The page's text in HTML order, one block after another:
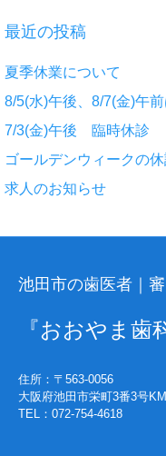
最近の投稿
夏季休業について
8/5(水)午後、8/7(金)午
7/3(金)午後 臨時休診
ゴールデンウィークの休
求人のお知らせ
池田市の歯医者｜
『おおやま歯
住所：〒563-0056
大阪府池田市栄町3番3号
TEL：072-754-4618